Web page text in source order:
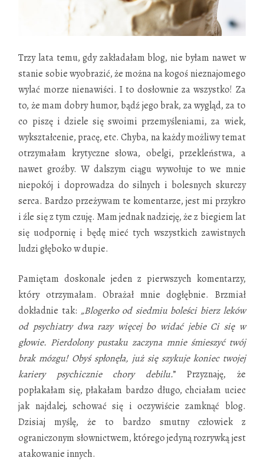
Trzy lata temu, gdy zakładałam blog, nie byłam nawet w
stanie sobie wyobrazić, że można na kogoś nieznajomego
wylać morze nienawiści. I to dosłownie za wszystko! Za
to, że mam dobry humor, bądź jego brak, za wygląd, za to
co piszę i dziele się swoimi przemyśleniami, za wiek,
wykształcenie, pracę, etc. Chyba, na każdy możliwy temat
otrzymałam krytyczne słowa, obelgi, przekleństwa, a
nawet groźby. W dalszym ciągu wywołuje to we mnie
niepokój i doprowadza do silnych i bolesnych skurczy
serca. Bardzo przeżywam te komentarze, jest mi przykro
i źle się z tym czuję. Mam jednak nadzieję, że z biegiem lat
się uodpornię i będę mieć tych wszystkich zawistnych
ludzi głęboko w dupie.
Pamiętam doskonale jeden z pierwszych komentarzy,
który otrzymałam. Obrażał mnie dogłębnie. Brzmiał
dokładnie tak: „Blogerko od siedmiu boleści bierz leków
od psychiatry dwa razy więcej bo widać jebie Ci się w
głowie. Pierdolony pustaku zaczyna mnie śmieszyć twój
brak mózgu! Obyś spłonęła, już się szykuje koniec twojej
kariery psychicznie chory debilu.” Przyznaję, że
popłakałam się, płakałam bardzo długo, chciałam uciec
jak najdalej, schować się i oczywiście zamknąć blog.
Dzisiaj myślę, że to bardzo smutny człowiek z
ograniczonym słownictwem, którego jedyną rozrywką jest
atakowanie innych.